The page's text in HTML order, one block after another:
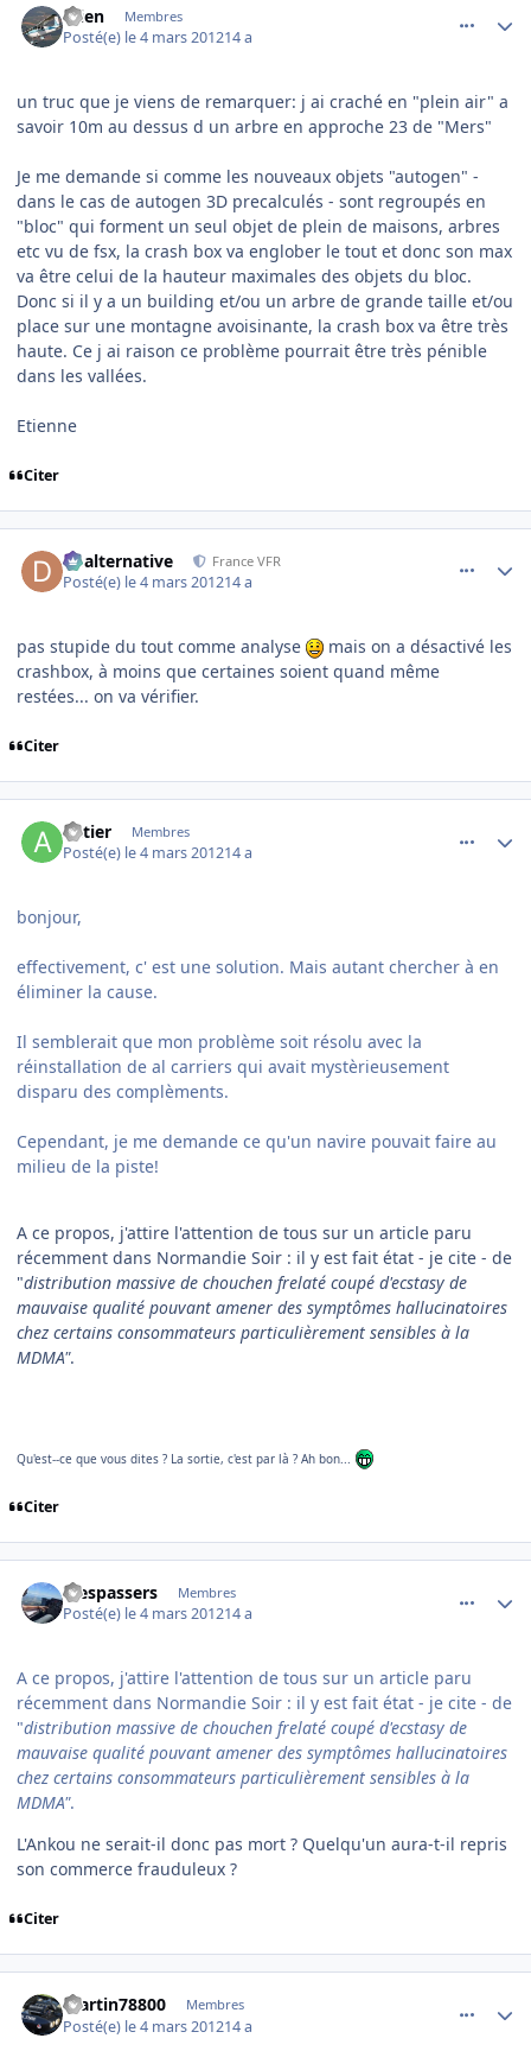
etien Membres
Posté(e) le 4 mars 201214 a
un truc que je viens de remarquer: j ai craché en "plein air" a
savoir 10m au dessus d un arbre en approche 23 de "Mers"
Je me demande si comme les nouveaux objets "autogen" -
dans le cas de autogen 3D precalculés - sont regroupés en
"bloc" qui forment un seul objet de plein de maisons, arbres
etc vu de fsx, la crash box va englober le tout et donc son max
va être celui de la hauteur maximales des objets du bloc.
Donc si il y a un building et/ou un arbre de grande taille et/ou
place sur une montagne avoisinante, la crash box va être très
haute. Ce j ai raison ce problème pourrait être très pénible
dans les vallées.
Etienne
Citer
dbalternative France VFR
Posté(e) le 4 mars 201214 a
pas stupide du tout comme analyse
mais on a désactivé les
crashbox, à moins que certaines soient quand même
restées... on va vérifier.
Citer
antier Membres
Posté(e) le 4 mars 201214 a
bonjour,
effectivement, c' est une solution. Mais autant chercher à en
éliminer la cause.
Il semblerait que mon problème soit résolu avec la
réinstallation de al carriers qui avait mystèrieusement
disparu des complèments.
Cependant, je me demande ce qu'un navire pouvait faire au
milieu de la piste!
A ce propos, j'attire l'attention de tous sur un article paru
récemment dans Normandie Soir : il y est fait état - je cite - de
"distribution massive de chouchen frelaté coupé d'ecstasy de
mauvaise qualité pouvant amener des symptômes hallucinatoires
chez certains consommateurs particulièrement sensibles à la
MDMA".
Qu'est--ce que vous dites ? La sortie, c'est par là ? Ah bon...
Citer
Trespassers Membres
Posté(e) le 4 mars 201214 a
A ce propos, j'attire l'attention de tous sur un article paru
récemment dans Normandie Soir : il y est fait état - je cite - de
"distribution massive de chouchen frelaté coupé d'ecstasy de
mauvaise qualité pouvant amener des symptômes hallucinatoires
chez certains consommateurs particulièrement sensibles à la
MDMA".
L'Ankou ne serait-il donc pas mort ? Quelqu'un aura-t-il repris
son commerce frauduleux ?
Citer
martin78800 Membres
Posté(e) le 4 mars 201214 a